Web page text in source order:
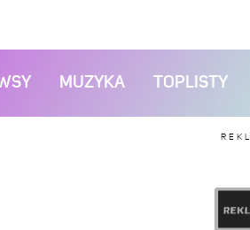
MUZYKA TOPLISTY